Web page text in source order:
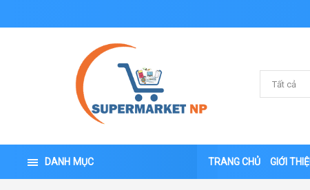
DANH MỤC TRANG CHỦ GIỚI